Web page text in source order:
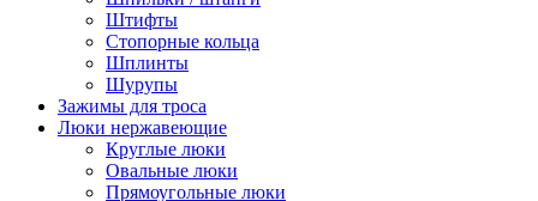
Штифты
Стопорные кольца
Шплинты
Шурупы
Зажимы для троса
Люки нержавеющие
Круглые люки
Овальные люки
Прямоугольные люки